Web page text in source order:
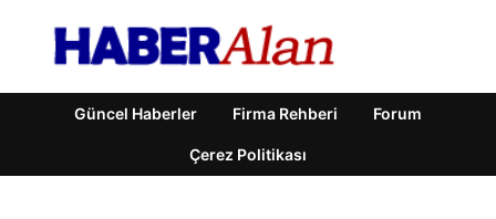
Güncel Haberler Firma Rehberi Forum
Çerez Politikası